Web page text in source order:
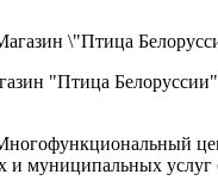
"Птица Белоруссии"